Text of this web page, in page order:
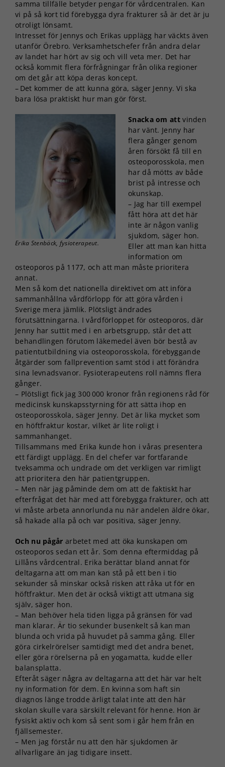
samma tillfälle betyder pengar för vårdcentralen. Kan
vi på så kort tid förebygga dyra frakturer så är det är ju
otroligt lönsamt.
Intresset för Jennys och Erikas upplägg har väckts även
utanför Örebro. Verksamhetschefer från andra delar
av landet har hört av sig och vill veta mer. Det har
också kommit flera förfrågningar från olika regioner
om det går att köpa deras koncept.
– Det kommer de att kunna göra, säger Jenny. Vi ska
bara lösa praktiskt hur man gör först.
Erika Stenbäck, fysioterapeut.
Snacka om attvinden
har vänt. Jenny har
flera gånger genom
åren försökt få till en
osteoporosskola, men
har då mötts av både
brist på intresse och
okunskap.
– Jag har till exempel
fått höra att det här
inte är någon vanlig
sjukdom, säger hon.
Eller att man kan hitta
information om
osteoporos på 1177, och att man måste prioritera
annat.
Men så kom det nationella direktivet om att införa
sammanhållna vårdförlopp för att göra vården i
Sverige mera jämlik. Plötsligt ändrades
förutsättningarna. I vårdförloppet för osteoporos, där
Jenny har suttit med i en arbetsgrupp, står det att
behandlingen förutom läkemedel även bör bestå av
patientutbildning via osteoporosskola, förebyggande
åtgärder som fallprevention samt stöd i att förändra
sina levnadsvanor. Fysioterapeutens roll nämns flera
gånger.
– Plötsligt fick jag 300 000 kronor från regionens råd för
medicinsk kunskapsstyrning för att sätta ihop en
osteoporosskola, säger Jenny. Det är lika mycket som
en höftfraktur kostar, vilket är lite roligt i
sammanhanget.
Tillsammans med Erika kunde hon i våras presentera
ett färdigt upplägg. En del chefer var fortfarande
tveksamma och undrade om det verkligen var rimligt
att prioritera den här patientgruppen.
– Men när jag påminde dem om att de faktiskt har
efterfrågat det här med att förebygga frakturer, och att
vi måste arbeta annorlunda nu när andelen äldre ökar,
så hakade alla på och var positiva, säger Jenny.
Och nu pågår arbetet med att öka kunskapen om
osteoporos sedan ett år. Som denna eftermiddag på
Lillåns vårdcentral. Erika berättar bland annat för
deltagarna att om man kan stå på ett ben i tio
sekunder så minskar också risken att råka ut för en
höftfraktur. Men det är också viktigt att utmana sig
själv, säger hon.
– Man behöver hela tiden ligga på gränsen för vad
man klarar. Är tio sekunder busenkelt så kan man
blunda och vrida på huvudet på samma gång. Eller
göra cirkelrörelser samtidigt med det andra benet,
eller göra rörelserna på en yogamatta, kudde eller
balansplatta.
Efteråt säger några av deltagarna att det här var helt
ny information för dem. En kvinna som haft sin
diagnos länge trodde ärligt talat inte att den här
skolan skulle vara särskilt relevant för henne. Hon är
fysiskt aktiv och kom så sent som i går hem från en
fjällsemester.
– Men jag förstår nu att den här sjukdomen är
allvarligare än jag tidigare insett.